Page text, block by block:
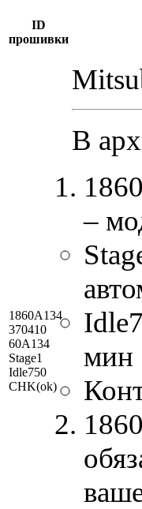
ID
прошивки
1860A134
370410
60A134
Stage1
Idle750
CHK(ok)
В
–
мин